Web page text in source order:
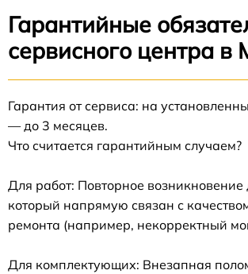
Гарантийные
сервисного центра в
Гарантия от сервиса: на
— до 3 месяцев.
Что считается гарантийным случаем?
Для работ: Повторное возникновение
который напрямую связан с
ремонта (например, некорректный
Для комплектующих: Внезапная